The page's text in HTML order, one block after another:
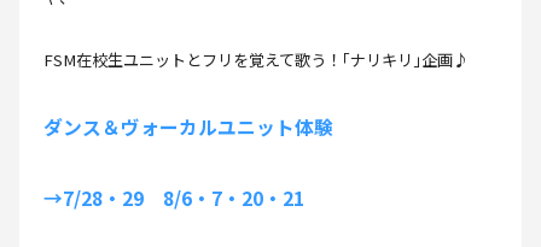
FSM在校生ユニットとフリを覚えて歌う！｢ナリキリ｣企画♪
ダンス＆ヴォーカルユニット体験
→7/28・29 8/6・7・20・21